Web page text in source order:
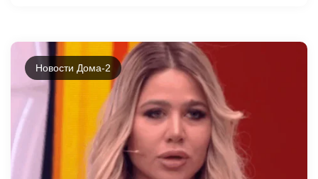
Новости Дома-2